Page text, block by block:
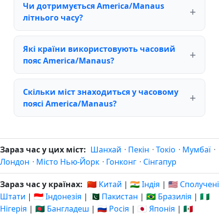
Чи дотримується America/Manaus
літнього часу?
Які країни використовують часовий
пояс America/Manaus?
Скільки міст знаходиться у часовому
поясі America/Manaus?
Зараз час у цих міст: Шанхай · Пекін · Токіо · Мумбаї ·
Лондон · Місто Нью-Йорк · Гонконг · Сінгапур
Зараз час у країнах: 🇨🇳 Китай | 🇮🇳 Індія | 🇺🇸 Сполучені
Штати | 🇮🇩 Індонезія | 🇵🇰 Пакистан | 🇧🇷 Бразилія | 🇳🇬
Нігерія | 🇧🇩 Бангладеш | 🇷🇺 Росія | 🇯🇵 Японія | 🇲🇽